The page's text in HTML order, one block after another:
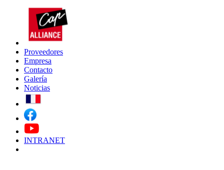
Proveedores
Empresa
Contacto
Galería
Noticias
INTRANET